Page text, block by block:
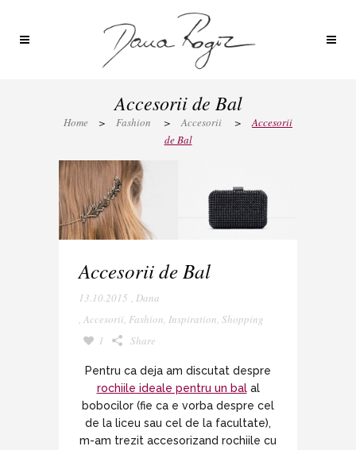
Accesorii de Bal
Home > Fashion > Accesorii >
Accesorii
de Bal
Accesorii de Bal
13.10.2015 , Dana
, Accesorii, Fashion, Inspiration, Shopping
1
Share
Pentru ca deja am discutat despre
rochiile ideale pentru un balal
bobocilor (fie ca e vorba despre cel
de la liceu sau cel de la facultate),
m-am trezit accesorizand rochiile cu